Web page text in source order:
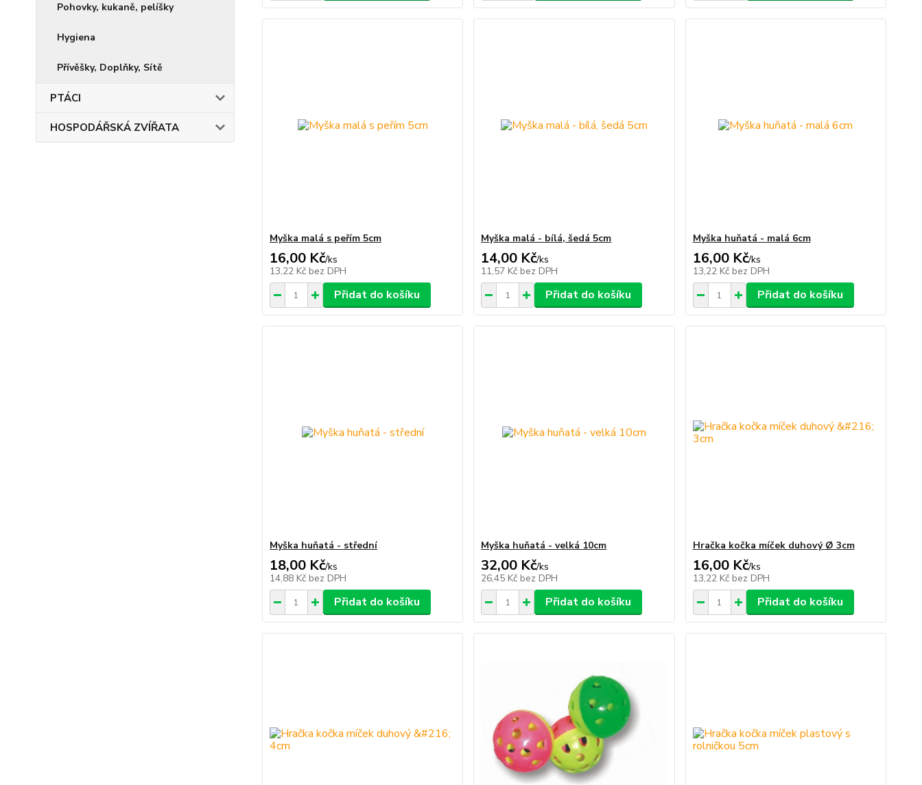
Pohovky, kukaně, pelíšky
Hygiena
Přívěšky, Doplňky, Sítě
PTÁCI
HOSPODÁŘSKÁ ZVÍŘATA
Myška malá s peřím 5cm
16,00 Kč/ks
13,22 Kč bez DPH
Přidat do košíku
Myška malá - bílá, šedá 5cm
14,00 Kč/ks
11,57 Kč bez DPH
Přidat do košíku
Myška huňatá - malá 6cm
16,00 Kč/ks
13,22 Kč bez DPH
Přidat do košíku
Myška huňatá - střední
18,00 Kč/ks
14,88 Kč bez DPH
Přidat do košíku
Myška huňatá - velká 10cm
32,00 Kč/ks
26,45 Kč bez DPH
Přidat do košíku
Hračka kočka míček duhový Ø 3cm
16,00 Kč/ks
13,22 Kč bez DPH
Přidat do košíku